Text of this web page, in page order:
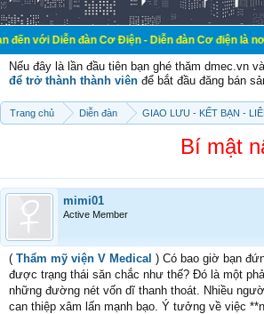
đàn Cơ Điện - Diễn đàn Cơ điện là nơi chia sẽ
Nếu đây là lần đầu tiên bạn ghé thăm dmec.vn
để trở thành thành viên để bắt đầu đăng bán
Trang chủ Diễn đàn GIAO LƯU - KẾT BẠN -
Bí mật
mimi01
Active Member
( Thẩm mỹ viện V Medical ) Có bao giờ bạn
được trạng thái săn chắc như thế? Đó là một
những đường nét vốn dĩ thanh thoát. Nhiều
can thiệp xâm lấn mạnh bạo. Ý tưởng về việc